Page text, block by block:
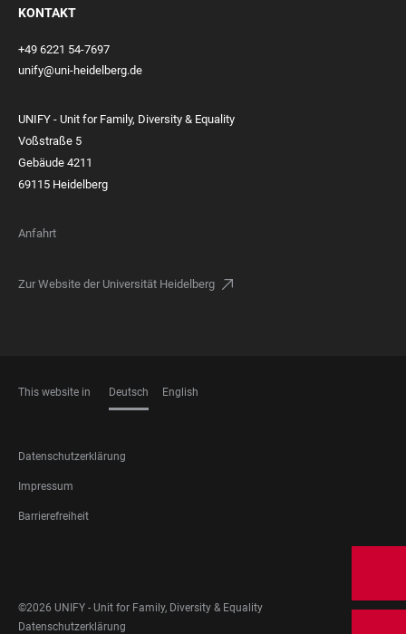
KONTAKT
+49 6221 54-7697
unify@uni-heidelberg.de
UNIFY - Unit for Family, Diversity & Equality
Voßstraße 5
Gebäude 4211
69115 Heidelberg
Anfahrt
Zur Website der Universität Heidelberg
This website in Deutsch English
FOOTER
LEGAL
Datenschutzerklärung
Impressum
Barrierefreiheit
MEDIA
©2026 UNIFY - Unit for Family, Diversity & Equality
FOOTER
Datenschutzerklärung